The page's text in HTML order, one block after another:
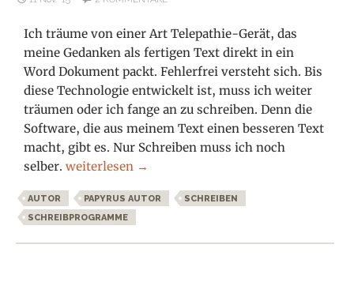
Ich träume von einer Art Telepathie-Gerät, das
meine Gedanken als fertigen Text direkt in ein
Word Dokument packt. Fehlerfrei versteht sich. Bis
diese Technologie entwickelt ist, muss ich weiter
träumen oder ich fange an zu schreiben. Denn die
Software, die aus meinem Text einen besseren Text
macht, gibt es. Nur Schreiben muss ich noch
selber.Besser schreiben mit Papyrus Autor
weiterlesen →
AUTOR PAPYRUS AUTOR
SCHREIBEN
SCHREIBPROGRAMME